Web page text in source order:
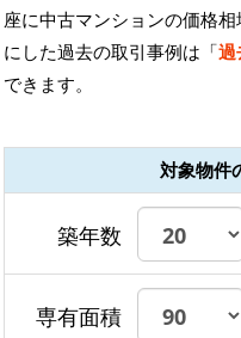
座に中古マンションの価格
にした過去の取引事例は「過
できます。
対象物件
築年数
専有面積